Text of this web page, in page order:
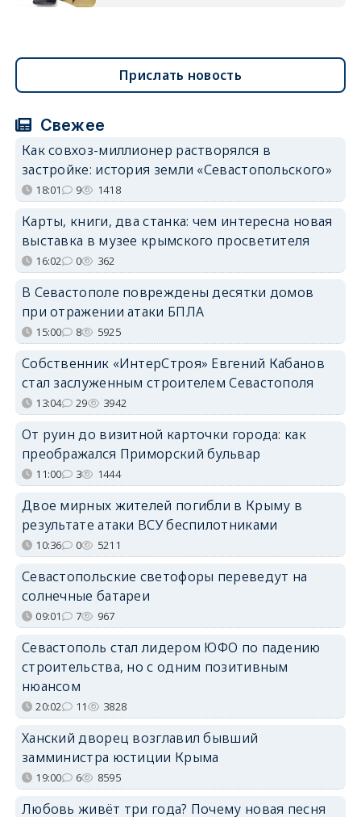
Прислать новость
Свежее
Как совхоз-миллионер растворялся в
застройке: история земли «Севастопольского»
18:01 9 1418
Карты, книги, два станка: чем интересна новая
выставка в музее крымского просветителя
16:02 0 362
В Севастополе повреждены десятки домов
при отражении атаки БПЛА
15:00 8 5925
Собственник «ИнтерСтроя» Евгений Кабанов
стал заслуженным строителем Севастополя
13:04 29 3942
От руин до визитной карточки города: как
преображался Приморский бульвар
11:00 3 1444
Двое мирных жителей погибли в Крыму в
результате атаки ВСУ беспилотниками
10:36 0 5211
Севастопольские светофоры переведут на
солнечные батареи
09:01 7 967
Севастополь стал лидером ЮФО по падению
строительства, но с одним позитивным
нюансом
20:02 11 3828
Ханский дворец возглавил бывший
замминистра юстиции Крыма
19:00 6 8595
Любовь живёт три года? Почему новая песня